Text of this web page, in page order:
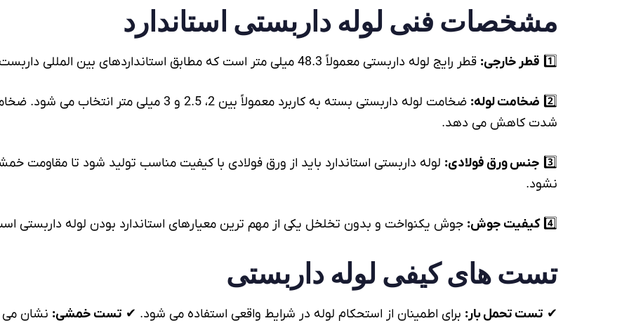
مشخصات فنی لوله داربستی استاندارد
1️⃣ قطر خارجی: قطر رایج لوله داربستی معمولاً 48.3 میلی متر است که مطابق استانداردهای بین المللی داربست می باشد.
2️⃣ ضخامتلوله: ضخامت لوله داربستی
بسته به کاربرد معمولاً بین 2، 2.5 و 3 میلی
شدت کاهش می دهد.
3️⃣ جنس ورق فولادی: لوله داربستی استاندارد باید از ورق فولادی با کیفیت مناسب تولید شود تا مقاومت
نشود.
4️⃣ کیفیت جوش: جوش یکنواخت و بدون تخلخل یکی از مهم ترین معیارهای استاندارد بودن لوله داربستی
تست های کیفی لوله داربستی
✔ تست تحمل بار: برای اطمینان از استحکام لوله در شرایط واقعی استفاده می شود. ✔ تست خمشی: نشان می